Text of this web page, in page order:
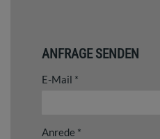
ANFRAGE SENDEN
E-Mail
Anrede